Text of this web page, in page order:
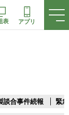
表 アプリ
談合事件続報 緊